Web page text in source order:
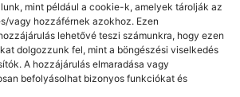
mint például a cookie-k, amelyek tárolják az
vagy hozzáférnek azokhoz. Ezen
lehetővé teszi számunkra, hogy ezen
dolgozzunk fel, mint a böngészési viselkedés
A hozzájárulás elmaradása vagy
befolyásolhat bizonyos funkciókat és
divergáló karos hátgép